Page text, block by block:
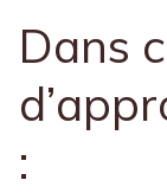
Dans
: